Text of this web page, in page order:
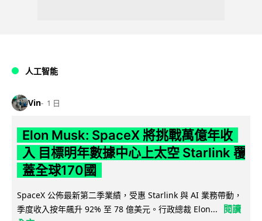
人工智能
Vin 1 日
Elon Musk: SpaceX 將挑戰萬億年收
入 目標明年數據中心上太空 Starlink 覆
蓋全球170國
SpaceX 公佈最新第二季業績，受惠 Starlink 與 AI 業務帶動，
季度收入按年飆升 92% 至 78 億美元。行政總裁 Elon...
閱讀